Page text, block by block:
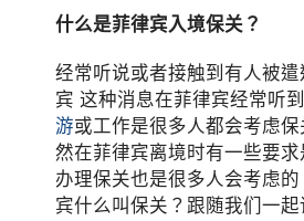
什么是菲律宾入境保关？
经常听说或者接触到有人被
宾 这种消息在菲律宾经常听
游或工作是很多人都会考虑
然在菲律宾离境时有一些要求
办理保关也是很多人会考虑
宾什么叫保关？跟随我们一起